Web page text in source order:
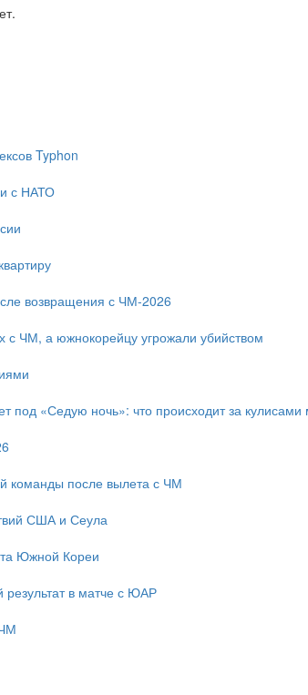
Typhon
с НАТО
возвращения с ЧМ-2026
с ЧМ, а южнокорейцу угрожали убийством
под «Седую ночь»: что происходит за кулисами
команды после вылета с ЧМ
США и Сеула
Южной Кореи
результат в матче с ЮАР